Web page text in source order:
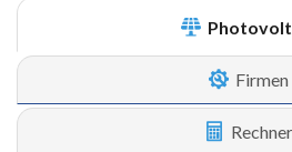
Firmen
Rechner